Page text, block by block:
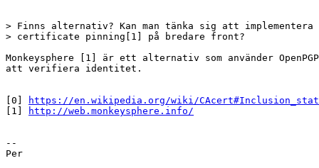
> Finns alternativ? Kan man tänka sig att implementera
> certificate pinning[1] på bredare front?
Monkeysphere [1] är ett alternativ som använder
att verifiera identitet.
[0]
https://en.wikipedia.org/wiki/
[1]
http://web.monkeysphere.info/
--
Per